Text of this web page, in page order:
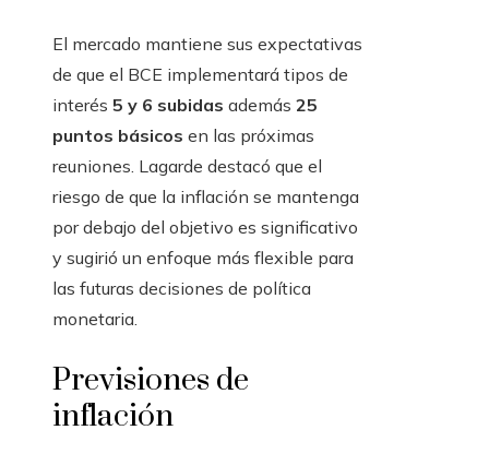
El mercado mantiene sus expectativas
de que el BCE implementará tipos de
interés 5 y 6 subidas además 25
puntos básicos en las próximas
reuniones. Lagarde destacó que el
riesgo de que la inflación se mantenga
por debajo del objetivo es significativo
y sugirió un enfoque más flexible para
las futuras decisiones de política
monetaria.
Previsiones de
inflación